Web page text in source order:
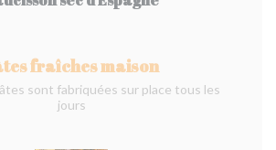
fraîches maison
sont fabriquées sur place tous les
jours